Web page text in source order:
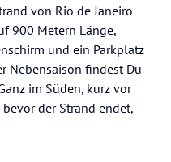
von Rio de Janeiro
900 Metern Länge,
und ein Parkplatz
Nebensaison findest Du
im Süden, kurz vor
der Strand endet,